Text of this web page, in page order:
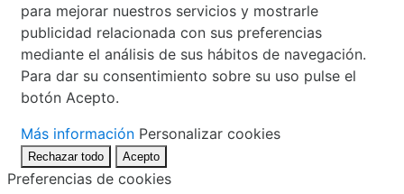
para mejorar nuestros servicios y mostrarle
publicidad relacionada con sus preferencias
mediante el análisis de sus hábitos de navegación.
Para dar su consentimiento sobre su uso pulse el
botón Acepto.
Más información Personalizar cookies
Rechazar todo Acepto
Preferencias de cookies